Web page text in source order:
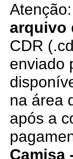
arquivo
CDR
enviado
na área
após a
Camisa